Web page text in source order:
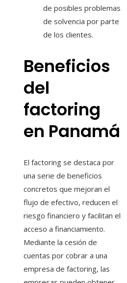
de posibles problemas
de solvencia por parte
de los clientes.
Beneficios
del
factoring
en Panamá
El factoring se destaca por
una serie de beneficios
concretos que mejoran el
flujo de efectivo, reducen el
riesgo financiero y facilitan el
acceso a financiamiento.
Mediante la cesión de
cuentas por cobrar a una
empresa de factoring, las